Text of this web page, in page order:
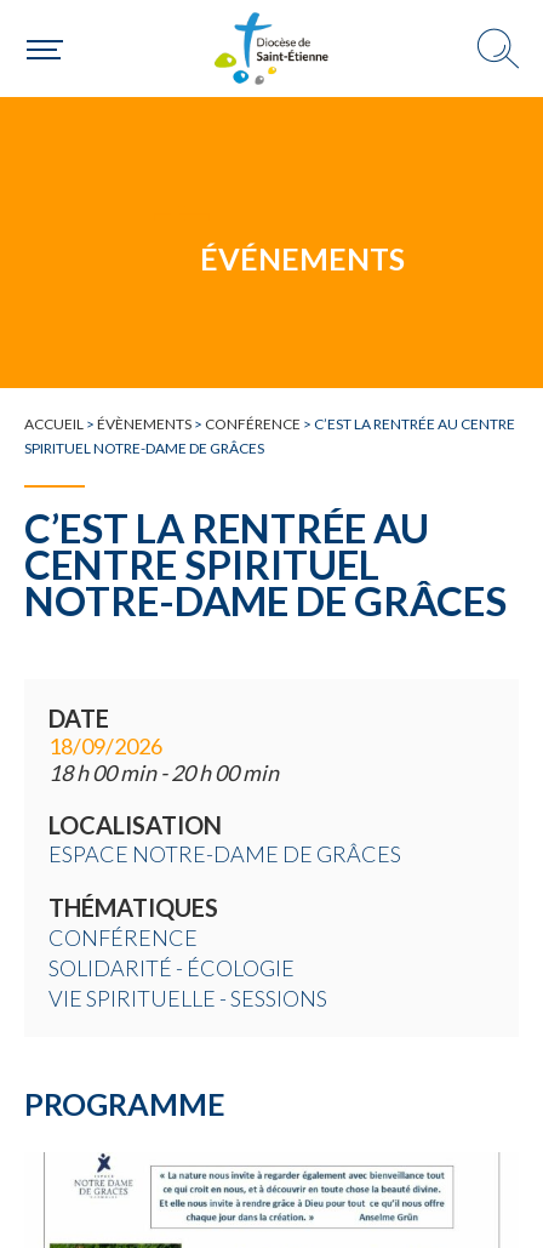
Un mouvement
Choisir ma paroisse par commune
ÉVÉNEMENTS
ACCUEIL > ÉVÈNEMENTS > CONFÉRENCE > C’EST LA RENTRÉE AU CENTRE
SPIRITUEL NOTRE-DAME DE GRÂCES
C’EST LA RENTRÉE AU
CENTRE SPIRITUEL
NOTRE-DAME DE GRÂCES
DATE
18/09/2026
18 h 00 min - 20 h 00 min
LOCALISATION
ESPACE NOTRE-DAME DE GRÂCES
THÉMATIQUES
CONFÉRENCE
SOLIDARITÉ - ÉCOLOGIE
VIE SPIRITUELLE - SESSIONS
PROGRAMME